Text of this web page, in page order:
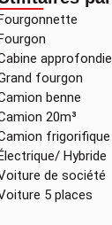
approfondie
fourgon
benne
20m³
frigorifique
Hybride
de société
5 places